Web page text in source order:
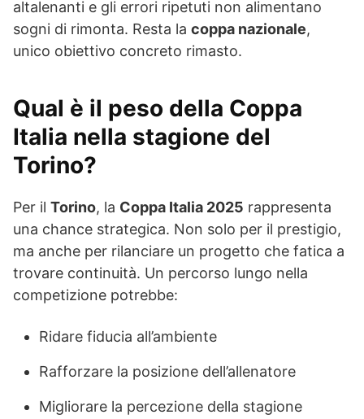
altalenanti e gli errori ripetuti non alimentano
sogni di rimonta. Resta la coppa nazionale,
unico obiettivo concreto rimasto.
Qual è il peso della Coppa
Italia nella stagione del
Torino?
Per il Torino, la Coppa Italia 2025 rappresenta
una chance strategica. Non solo per il prestigio,
ma anche per rilanciare un progetto che fatica a
trovare continuità. Un percorso lungo nella
competizione potrebbe:
Ridare fiducia all’ambiente
Rafforzare la posizione dell’allenatore
Migliorare la percezione della stagione